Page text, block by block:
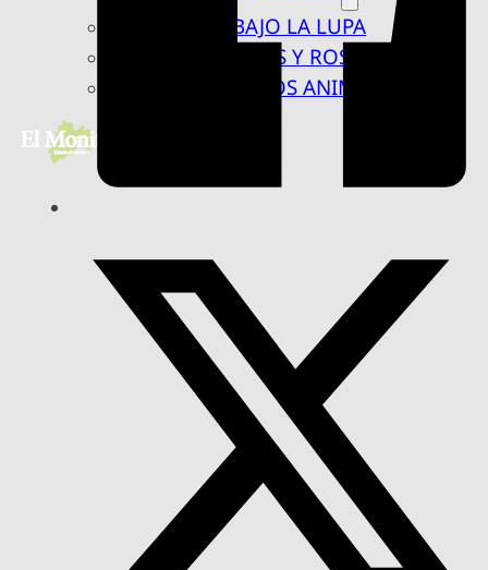
BAJO LA LUPA
RASTROS Y ROSTROS
VÍNCULOS ANIMALES